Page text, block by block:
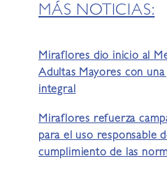
MÁS NOTICIAS:
Miraflores dio inicio al
Adultas Mayores con
integral
Miraflores refuerza
para el uso responsable
cumplimiento de las